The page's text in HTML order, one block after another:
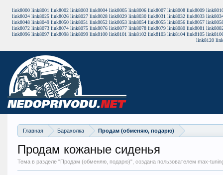
link8000 link8001 link8002 link8003 link8004 link8005 link8006 link8007 link8008 link8009
link8024 link8025 link8026 link8027 link8028 link8029 link8030 link8031 link8032 link8033
link8048 link8049 link8050 link8051 link8052 link8053 link8054 link8055 link8056 link8057
link8072 link8073 link8074 link8075 link8076 link8077 link8078 link8079 link8080 link8081
link8096 link8097 link8098 link8099 link8100 link8101 link8102 link8103 link8104 link8105
link8120
Главная Барахолка Продам (обменяю, подарю)
Продам кожаные сиденья
Тема в разделе "Продам (обменяю, подарю)", создана пользователем max-